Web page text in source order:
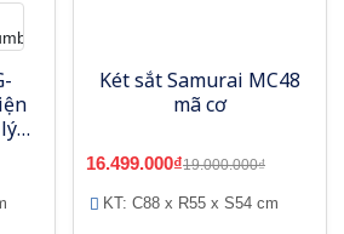
Két sắt Samurai MC48
mã cơ
16.499.000₫19.000.000₫
KT: C88 x R55 x S54 cm